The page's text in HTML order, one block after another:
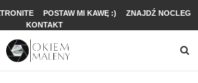
POSTAW MI KAWĘ :)
ZNAJDŹ NOCLEG
KONTAKT